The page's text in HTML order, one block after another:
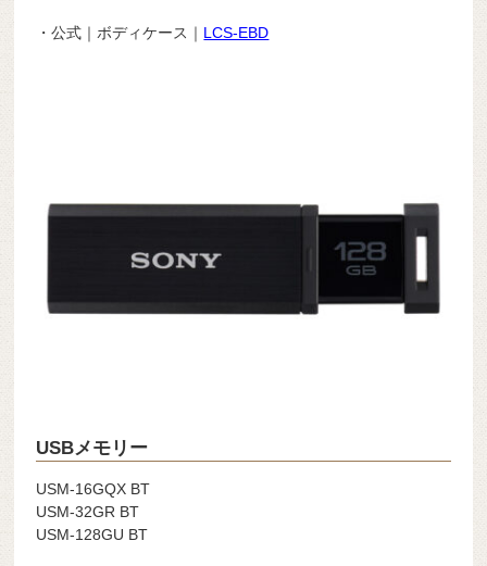
・公式｜ボディケース｜ LCS-EBD
USBメモリー
USM-16GQX BT
USM-32GR BT
USM-128GU BT